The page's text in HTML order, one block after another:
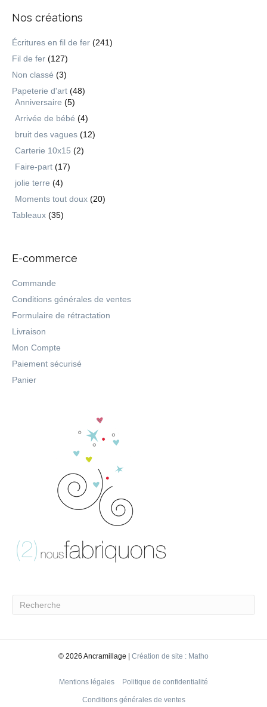
Nos créations
Écritures en fil de fer (241)
Fil de fer (127)
Non classé (3)
Papeterie d'art (48)
Anniversaire (5)
Arrivée de bébé (4)
bruit des vagues (12)
Carterie 10x15 (2)
Faire-part (17)
jolie terre (4)
Moments tout doux (20)
Tableaux (35)
E-commerce
Commande
Conditions générales de ventes
Formulaire de rétractation
Livraison
Mon Compte
Paiement sécurisé
Panier
© 2026 Ancramillage | Création de site : Matho
Mentions légales Politique de confidentialité
Conditions générales de ventes